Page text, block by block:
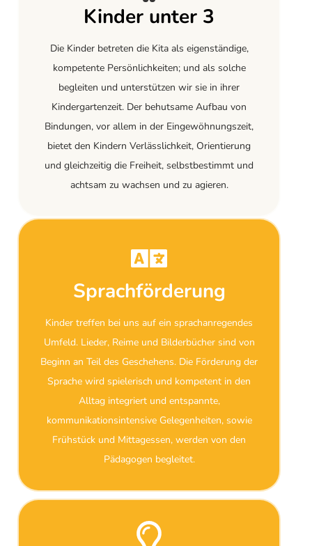
Kinder unter 3
Die Kinder betreten die Kita als eigenständige,
kompetente Persönlichkeiten; und als solche
begleiten und unterstützen wir sie in ihrer
Kindergartenzeit. Der behutsame Aufbau von
Bindungen, vor allem in der Eingewöhnungszeit,
bietet den Kindern Verlässlichkeit, Orientierung
und gleichzeitig die Freiheit, selbstbestimmt und
achtsam zu wachsen und zu agieren.
Sprachförderung
Kinder treffen bei uns auf ein sprachanregendes
Umfeld. Lieder, Reime und Bilderbücher sind von
Beginn an Teil des Geschehens. Die Förderung der
Sprache wird spielerisch und kompetent in den
Alltag integriert und entspannte,
kommunikationsintensive Gelegenheiten, sowie
Frühstück und Mittagessen, werden von den
Pädagogen begleitet.